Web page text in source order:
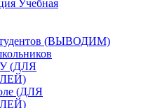
Учебная
(ВЫВОДИМ)
(ДЛЯ
(ДЛЯ